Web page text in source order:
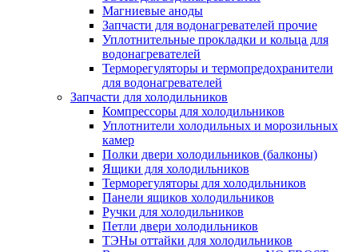
Магниевые аноды
Запчасти для водонагревателей прочие
Уплотнительные прокладки и кольца для
водонагревателей
Терморегуляторы и термопредохранители
для водонагревателей
Запчасти для холодильников
Компрессоры для холодильников
Уплотнители холодильных и морозильных
камер
Полки двери холодильников (балконы)
Ящики для холодильников
Терморегуляторы для холодильников
Панели ящиков холодильников
Ручки для холодильников
Петли двери холодильников
ТЭНы оттайки для холодильников